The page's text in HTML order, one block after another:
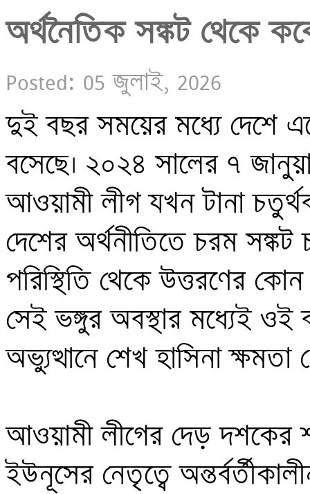
অর্থনৈতিক সঙ্কট থেকে
Posted: 05 জুলাই, 2026
দুই বছর সময়ের মধ্যে দেশে
বসেছে। ২০২৪ সালের ৭
আওয়ামী লীগ যখন টানা
দেশের অর্থনীতিতে চরম
পরিস্থিতি থেকে উত্তরণের
সেই ভঙ্গুর অবস্থার মধ্যেই
অভ্যুত্থানে শেখ হাসিনা ক্ষমতা
আওয়ামী লীগের দেড় দশকের
ইউনূসের নেতৃত্বে